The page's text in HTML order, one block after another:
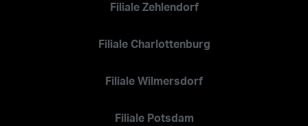
Filiale Zehlendorf
Filiale Charlottenburg
Filiale Wilmersdorf
Filiale Potsdam